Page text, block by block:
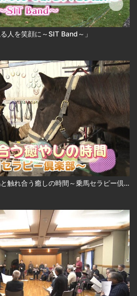
人を笑顔に～SIT Band～」
札幌ふるさと再発見 馬と触れ合う癒しの時間～乗馬セラピー倶楽部～